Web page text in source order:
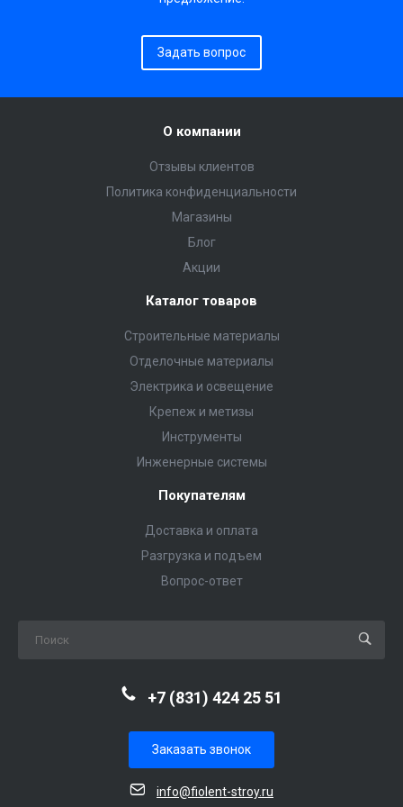
Задать вопрос
О компании
Отзывы клиентов
Политика конфиденциальности
Магазины
Блог
Акции
Каталог товаров
Строительные материалы
Отделочные материалы
Электрика и освещение
Крепеж и метизы
Инструменты
Инженерные системы
Покупателям
Доставка и оплата
Разгрузка и подъем
Вопрос-ответ
+7 (831) 424 25 51
Заказать звонок
info@fiolent-stroy.ru